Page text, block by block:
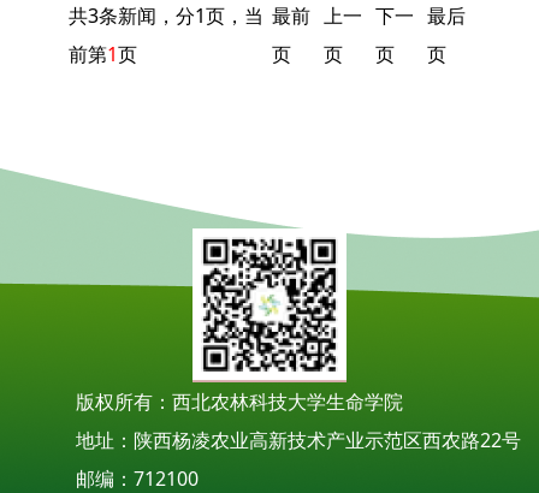
共3条新闻，分1页，当
前第1页
最前
页
上一
页
下一
页
最后
页
版权所有：西北农林科技大学生命学院
地址：陕西杨凌农业高新技术产业示范区西农路22号
邮编：712100